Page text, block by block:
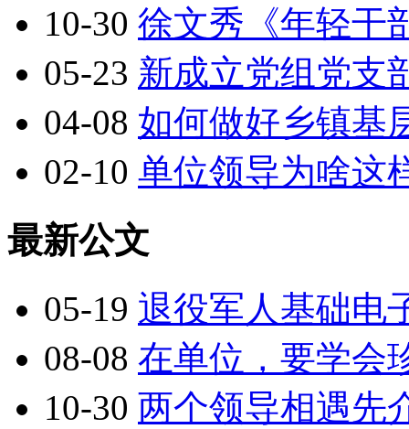
10-30 徐文秀《年轻干
05-23 新成立党组党支
04-08 如何做好乡镇基
02-10 单位领导为啥这
最新公文
05-19 退役军人基础电
08-08 在单位，要学会
10-30 两个领导相遇先